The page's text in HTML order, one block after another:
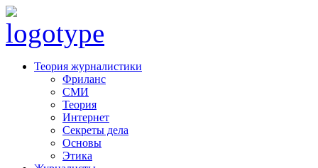
Теория журналистики
Фриланс
СМИ
Теория
Интернет
Секреты дела
Основы
Этика